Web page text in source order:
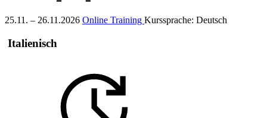
25.11. – 26.11.2026 Online Training Kurssprache: Deutsch
Italienisch